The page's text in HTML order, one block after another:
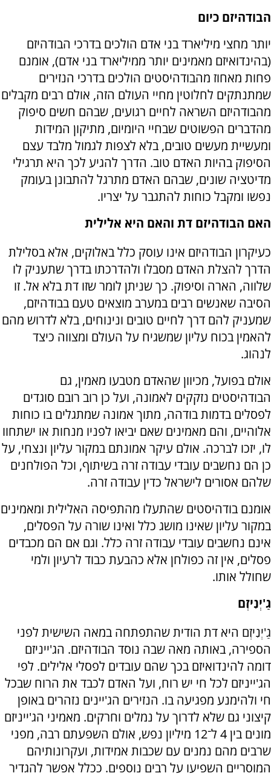
הבודהיזם כיום
יותר מחצי מיליארד בני אדם הולכים בדרכי הבודהיזם
(בהינדואיזם מאמינים יותר ממיליארד בני אדם), אומנם
פחות מאחוז מהבודהיסטים הולכים בדרכי הנזירים
שמתנתקים לחלוטין מחיי העולם הזה, אולם רבים מקבלים
מהבודהיזם השראה לחיים רגועים, שבהם חשים סיפוק
מהדברים הפשוטים שבחיי היומיום, מתיקון המידות
ומעשיית מעשים טובים, בלא לצפות לגמול מלבד עצם
הסיפוק בהיות האדם טוב. הדרך להגיע לכך היא תרגילי
מדיטציה שונים, שבהם האדם מתרגל להתבונן בעומק
נפשו ומקבל כוחות להתגבר על יצריו.
האם הבודהיזם דת והאם היא אלילית
כעיקרון הבודהיזם אינו עוסק כלל באלוקים, אלא בסלילת
הדרך להצלת האדם מסבלו ולהדרכתו בדרך שתעניק לו
שלווה, הארה וסיפוק. כך שניתן לומר שזו דת בלא אל. זו
הסיבה שאנשים רבים במערב מוצאים טעם בבודהיזם,
שמעניק להם דרך לחיים טובים ונינוחים, בלא לדרוש מהם
להאמין בכוח עליון שמשגיח על העולם ומצווה כיצד
לנהוג.
אולם בפועל, מכיוון שהאדם מטבעו מאמין, גם
הבודהיסטים נזקקים לאמונה, ועל כן רוב רובם סוגדים
לפסלים בדמות בודהה, מתוך אמונה שמתגלים בו כוחות
אלוהיים, והם מאמינים שאם יביאו לפניו מנחות או ישתחוו
לו, יזכו לברכה. אולם עיקר אמונתם במקור עליון ונצחי, על
כן הם נחשבים עובדי עבודה זרה בשיתוף, וכל הפולחנים
שלהם אסורים לישראל כדין עבודה זרה.
אומנם בודהיסטים שהתעלו מהתפיסה האלילית ומאמינים
במקור עליון שאינו מושג כלל ואינו שורה על הפסלים,
אינם נחשבים עובדי עבודה זרה כלל. וגם אם הם מכבדים
פסלים, אין זה כפולחן אלא כהבעת כבוד לרעיון ולמי
שחולל אותו.
גַ'יְנִיזְם
גַ'יְנִיזְם היא דת הודית שהתפתחה במאה השישית לפני
הספירה, באותה מאה שבה נוסד הבודהיזם. הג'ייניזם
דומה להינדואיזם בכך שהם עובדים לפסלי אלילים. לפי
הג'ייניזם לכל חי יש רוח, ועל האדם לכבד את הרוח שבכל
חי ולהימנע מפגיעה בו. הנזירים הג'יינים נזהרים באופן
קיצוני גם שלא לדרוך על נמלים וחרקים. מאמיני הג'ייניזם
מונים בין 4 ל־12 מיליון נפש, אולם השפעתם רבה, מפני
שרבים מהם נמנים עם שכבות אמידות, ועקרונותיהם
המוסריים השפיעו על רבים נוספים. ככלל אפשר להגדיר